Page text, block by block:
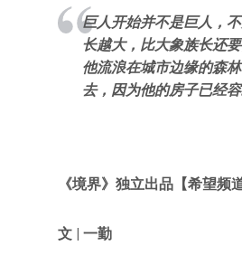
巨人开始并不是巨人，
长越大，比大象族长还要
他流浪在城市边缘的森
去，因为他的房子已经容
《境界》独立出品【希望频道
文 | 一勤